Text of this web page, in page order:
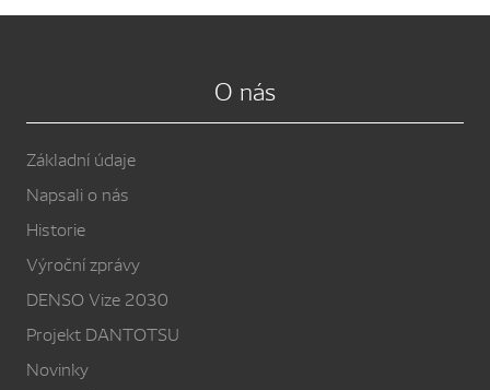
O nás
Základní údaje
Napsali o nás
Historie
Výroční zprávy
DENSO Vize 2030
Projekt DANTOTSU
Novinky